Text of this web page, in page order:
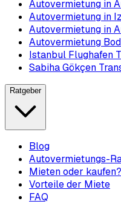
Autovermietung in
Autovermietung in
Autovermietung in
Autovermietung
Istanbul Flughafen
Sabiha Gökçen
Ratgeber
Blog
Autovermietungs-
Mieten oder kaufen?
Vorteile der Miete
FAQ